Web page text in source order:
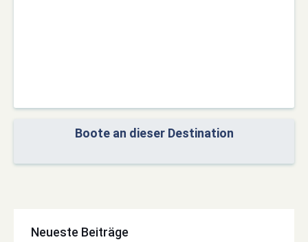
Boote an dieser Destination
Neueste Beiträge